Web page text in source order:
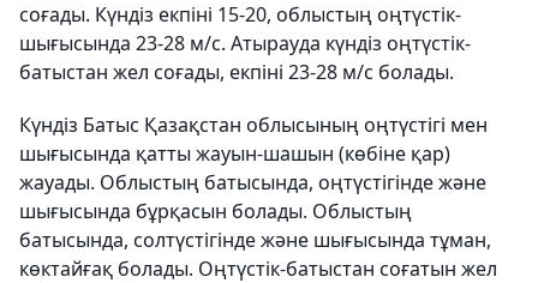
соғады. Күндіз екпіні 15-20, облыстың оңтүстік-
шығысында 23-28 м/с. Атырауда күндіз оңтүстік-
батыстан жел соғады, екпіні 23-28 м/с болады.
Күндіз Батыс Қазақстан облысының оңтүстігі мен
шығысында қатты жауын-шашын (көбіне қар)
жауады. Облыстың батысында, оңтүстігінде және
шығысында бұрқасын болады. Облыстың
батысында, солтүстігінде және шығысында тұман,
көктайғақ болады. Оңтүстік-батыстан соғатын жел